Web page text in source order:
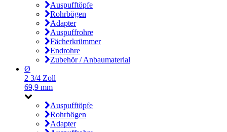
Auspufftöpfe
Rohrbögen
Adapter
Auspuffrohre
Fächerkrümmer
Endrohre
Zubehör / Anbaumaterial
Ø
2 3/4 Zoll
69,9 mm
Auspufftöpfe
Rohrbögen
Adapter